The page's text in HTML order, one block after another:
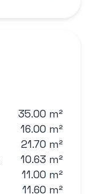
35.00 m²
16.00 m²
21.70 m²
10.63 m²
11.00 m²
11.60 m²